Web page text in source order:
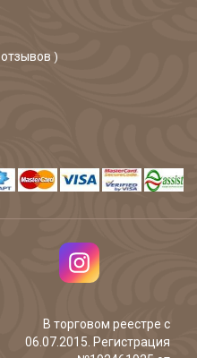
отзывов )
В торговом реестре с
06.07.2015. Регистрация